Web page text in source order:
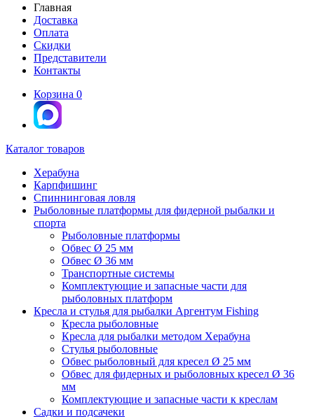
Главная
Доставка
Оплата
Скидки
Представители
Контакты
Корзина 0
Каталог товаров
Херабуна
Карпфишинг
Спиннинговая ловля
Рыболовные платформы для фидерной рыбалки и
спорта
Рыболовные платформы
Обвес Ø 25 мм
Обвес Ø 36 мм
Транспортные системы
Комплектующие и запасные части для
рыболовных платформ
Кресла и стулья для рыбалки Аргентум Fishing
Кресла рыболовные
Кресла для рыбалки методом Херабуна
Стулья рыболовные
Обвес рыболовный для кресел Ø 25 мм
Обвес для фидерных и рыболовных кресел Ø 36
мм
Комплектующие и запасные части к креслам
Садки и подсачеки